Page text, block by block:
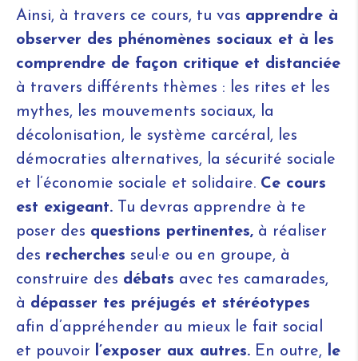
Ainsi, à travers ce cours, tu vas apprendre à
observer des phénomènes sociaux et à les
comprendre de façon critique et distanciée
à travers différents thèmes : les rites et les
mythes, les mouvements sociaux, la
décolonisation, le système carcéral, les
démocraties alternatives, la sécurité sociale
et l’économie sociale et solidaire. Ce cours
est exigeant. Tu devras apprendre à te
poser des questions pertinentes, à réaliser
des recherches seul·e ou en groupe, à
construire des débats avec tes camarades,
à dépasser tes préjugés et stéréotypes
afin d’appréhender au mieux le fait social
et pouvoir l’exposer aux autres. En outre, le